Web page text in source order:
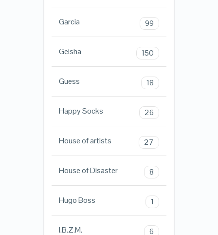
Garcia 99
Geisha 150
Guess 18
Happy Socks 26
House of artists 27
House of Disaster 8
Hugo Boss 1
I.B.Z.M. 6